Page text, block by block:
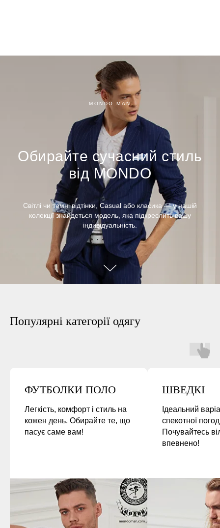
MONDO MAN
Обирайте сучасний стиль
від MONDO
Світлі чи темні відтінки, Casual або класика — у нашій
колекції знайдеться модель, яка підкреслить вашу
індивідуальність.
Популярні категорії одягу
ФУТБОЛКИ ПОЛО
Легкість, комфорт і стиль на
кожен день. Обирайте те, що
пасує саме вам!
ШВЕДКІ
Ідеальний
спекотної
Почувайтесь
впевнено!